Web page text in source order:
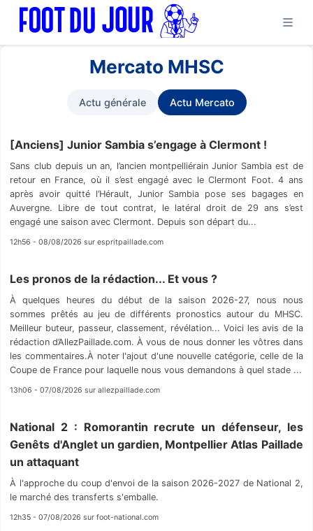
Mercato MHSC
Actu générale Actu Mercato
[Anciens] Junior Sambia s’engage à Clermont !
Sans club depuis un an, l’ancien montpelliérain Junior Sambia est de
retour en France, où il s’est engagé avec le Clermont Foot. 4 ans
après avoir quitté l’Hérault, Junior Sambia pose ses bagages en
Auvergne. Libre de tout contrat, le latéral droit de 29 ans s’est
engagé une saison avec Clermont. Depuis son départ du...
12h56 - 08/08/2026 sur espritpaillade.com
Les pronos de la rédaction... Et vous ?
À quelques heures du début de la saison 2026-27, nous nous
sommes prêtés au jeu de différents pronostics autour du MHSC.
Meilleur buteur, passeur, classement, révélation... Voici les avis de la
rédaction d’AllezPaillade.com. À vous de nous donner les vôtres dans
les commentaires.À noter l'ajout d'une nouvelle catégorie, celle de la
Coupe de France pour laquelle nous vous demandons à quel stade ...
13h06 - 07/08/2026 sur allezpaillade.com
National 2 : Romorantin recrute un défenseur, les
Genêts d'Anglet un gardien, Montpellier Atlas Paillade
un attaquant
À l'approche du coup d'envoi de la saison 2026-2027 de National 2,
le marché des transferts s'emballe.
12h35 - 07/08/2026 sur foot-national.com